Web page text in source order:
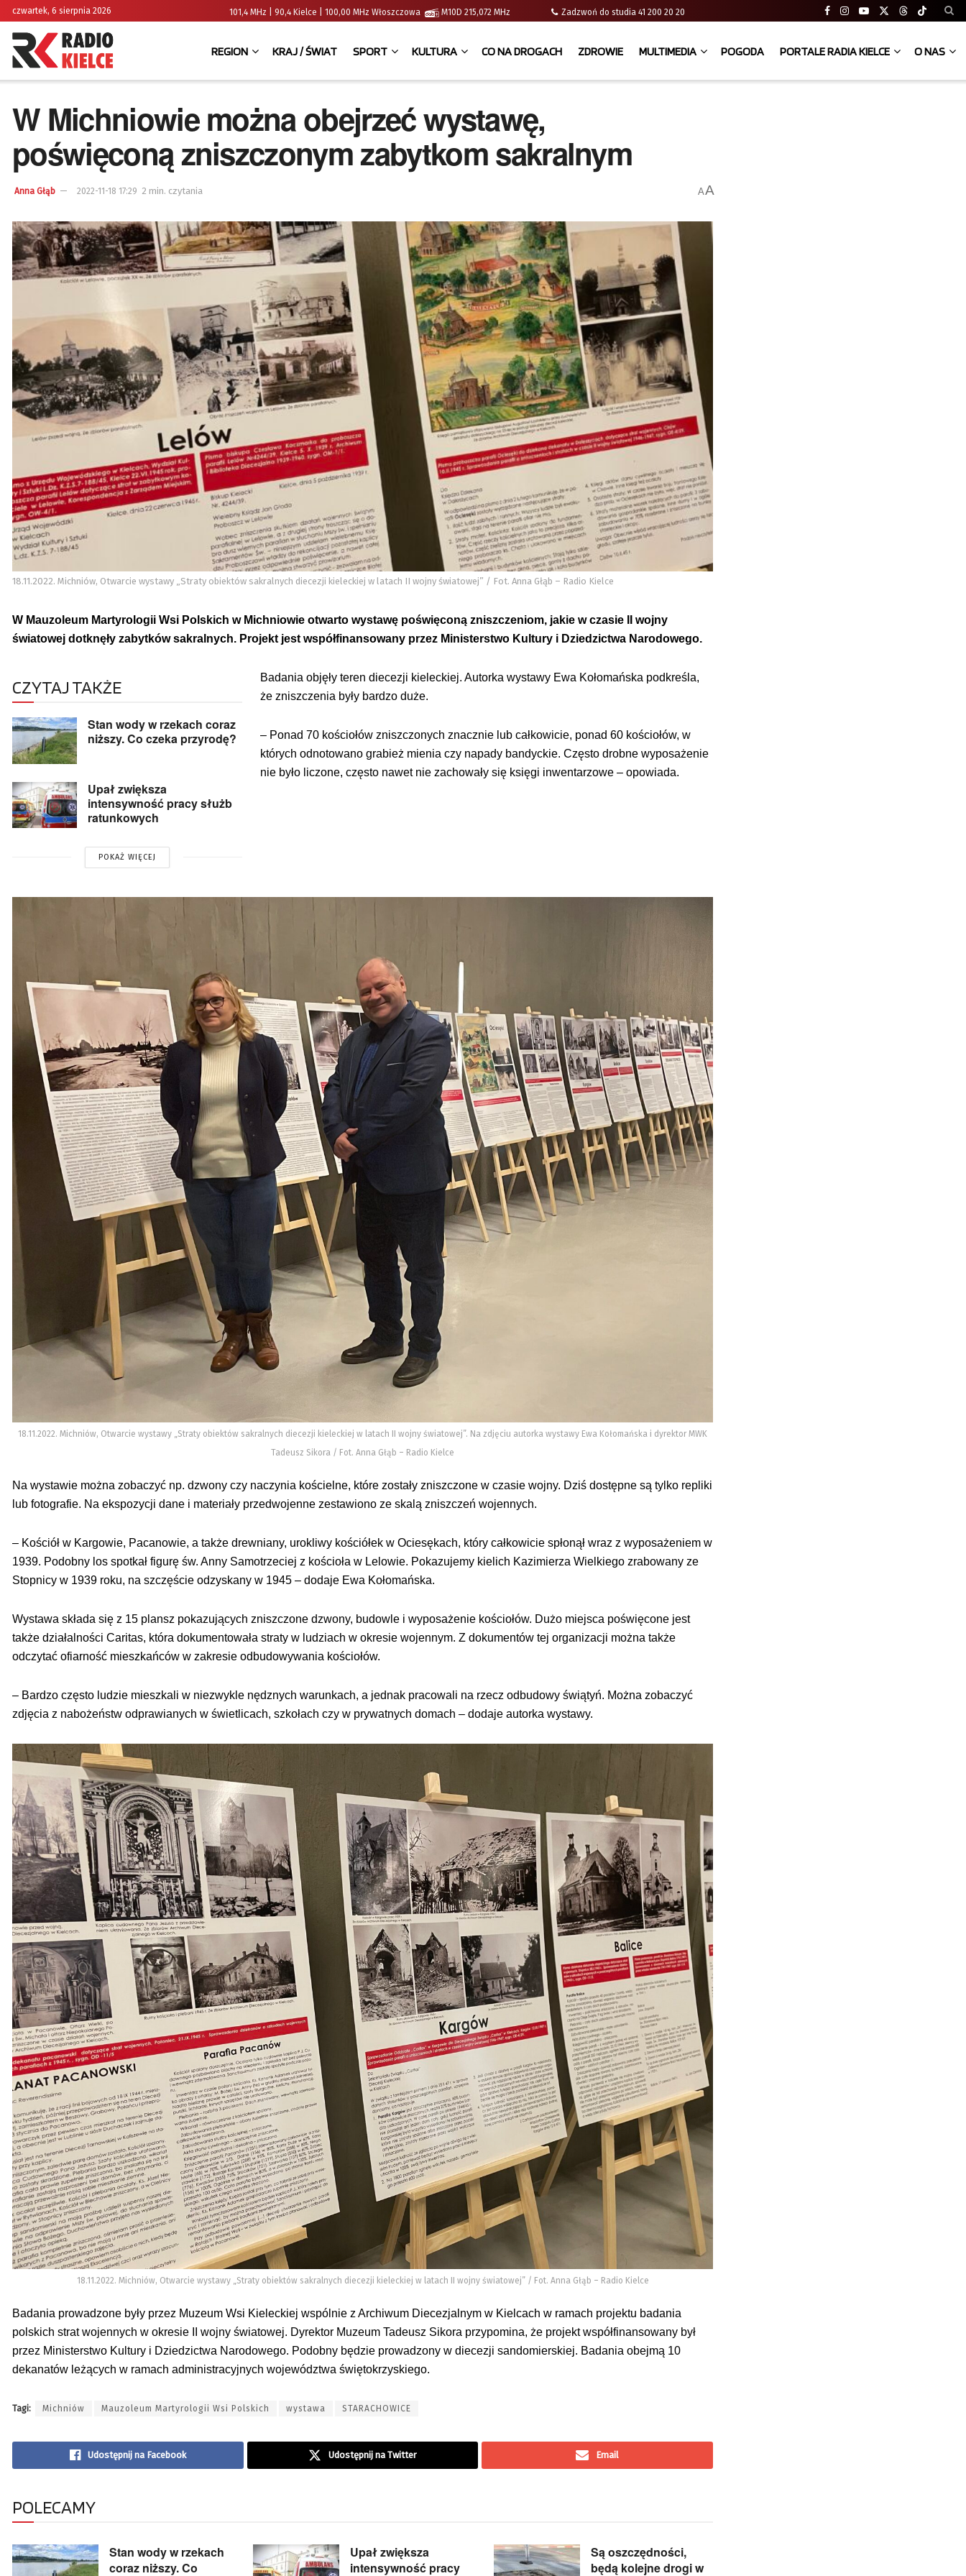
czwartek, 6 sierpnia 2026 101,4 MHz | 90,4 Kielce | 100,00 MHz Włoszczowa M10D 215,072 MHz Zadzwoń do studia 41 200 20 20
REGION KRAJ / ŚWIAT SPORT KULTURA CO NA DROGACH ZDROWIE MULTIMEDIA POGODA PORTALE RADIA KIELCE O NAS
W Michniowie można obejrzeć wystawę,
poświęconą zniszczonym zabytkom sakralnym
Anna Głąb 2022-11-18 17:29 2 min. czytania AA
18.11.2022. Michniów, Otwarcie wystawy „Straty obiektów sakralnych diecezji kieleckiej w latach II wojny światowej” / Fot. Anna Głąb – Radio Kielce
W Mauzoleum Martyrologii Wsi Polskich w Michniowie otwarto wystawę poświęconą zniszczeniom, jakie w czasie II wojny
światowej dotknęły zabytków sakralnych. Projekt jest współfinansowany przez Ministerstwo Kultury i Dziedzictwa Narodowego.
CZYTAJ TAKŻE
Stan wody w rzekach coraz
niższy. Co czeka przyrodę?
Upał zwiększa
intensywność pracy służb
ratunkowych
POKAŻ WIĘCEJ
Badania objęły teren diecezji kieleckiej. Autorka wystawy Ewa Kołomańska podkreśla,
że zniszczenia były bardzo duże.
– Ponad 70 kościołów zniszczonych znacznie lub całkowicie, ponad 60 kościołów, w
których odnotowano grabież mienia czy napady bandyckie. Często drobne wyposażenie
nie było liczone, często nawet nie zachowały się księgi inwentarzowe – opowiada.
18.11.2022. Michniów, Otwarcie wystawy „Straty obiektów sakralnych diecezji kieleckiej w latach II wojny światowej”. Na zdjęciu autorka wystawy Ewa Kołomańska i dyrektor MWK
Tadeusz Sikora / Fot. Anna Głąb – Radio Kielce
Na wystawie można zobaczyć np. dzwony czy naczynia kościelne, które zostały zniszczone w czasie wojny. Dziś dostępne są tylko repliki
lub fotografie. Na ekspozycji dane i materiały przedwojenne zestawiono ze skalą zniszczeń wojennych.
– Kościół w Kargowie, Pacanowie, a także drewniany, urokliwy kościółek w Ociesękach, który całkowicie spłonął wraz z wyposażeniem w
1939. Podobny los spotkał figurę św. Anny Samotrzeciej z kościoła w Lelowie. Pokazujemy kielich Kazimierza Wielkiego zrabowany ze
Stopnicy w 1939 roku, na szczęście odzyskany w 1945 – dodaje Ewa Kołomańska.
Wystawa składa się z 15 plansz pokazujących zniszczone dzwony, budowle i wyposażenie kościołów. Dużo miejsca poświęcone jest
także działalności Caritas, która dokumentowała straty w ludziach w okresie wojennym. Z dokumentów tej organizacji można także
odczytać ofiarność mieszkańców w zakresie odbudowywania kościołów.
– Bardzo często ludzie mieszkali w niezwykle nędznych warunkach, a jednak pracowali na rzecz odbudowy świątyń. Można zobaczyć
zdjęcia z nabożeństw odprawianych w świetlicach, szkołach czy w prywatnych domach – dodaje autorka wystawy.
18.11.2022. Michniów, Otwarcie wystawy „Straty obiektów sakralnych diecezji kieleckiej w latach II wojny światowej” / Fot. Anna Głąb – Radio Kielce
Badania prowadzone były przez Muzeum Wsi Kieleckiej wspólnie z Archiwum Diecezjalnym w Kielcach w ramach projektu badania
polskich strat wojennych w okresie II wojny światowej. Dyrektor Muzeum Tadeusz Sikora przypomina, że projekt współfinansowany był
przez Ministerstwo Kultury i Dziedzictwa Narodowego. Podobny będzie prowadzony w diecezji sandomierskiej. Badania obejmą 10
dekanatów leżących w ramach administracyjnych województwa świętokrzyskiego.
Tagi: Michniów Mauzoleum Martyrologii Wsi Polskich wystawa STARACHOWICE
Udostępnij na Facebook Udostępnij na Twitter Email
POLECAMY
Stan wody w rzekach
coraz niższy. Co
Upał zwiększa
intensywność pracy
Są oszczędności,
będą kolejne drogi w